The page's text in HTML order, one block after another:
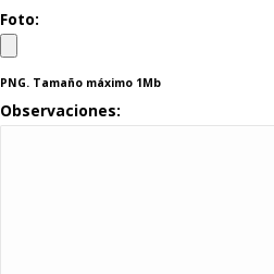
Foto:
PNG. Tamaño máximo 1Mb
Observaciones: